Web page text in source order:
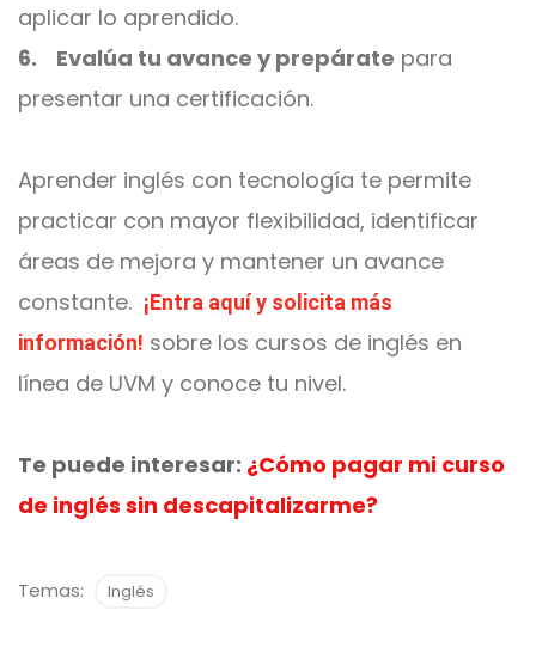
aplicar lo aprendido.
6. Evalúa tu avance y prepárate para
presentar una certificación.
Aprender inglés con tecnología te permite
practicar con mayor flexibilidad, identificar
áreas de mejora y mantener un avance
constante. ¡Entra aquí y solicita más
información! sobre los cursos de inglés en
línea de UVM y conoce tu nivel.
Te puede interesar: ¿Cómo pagar mi curso
de inglés sin descapitalizarme?
Temas: Inglés